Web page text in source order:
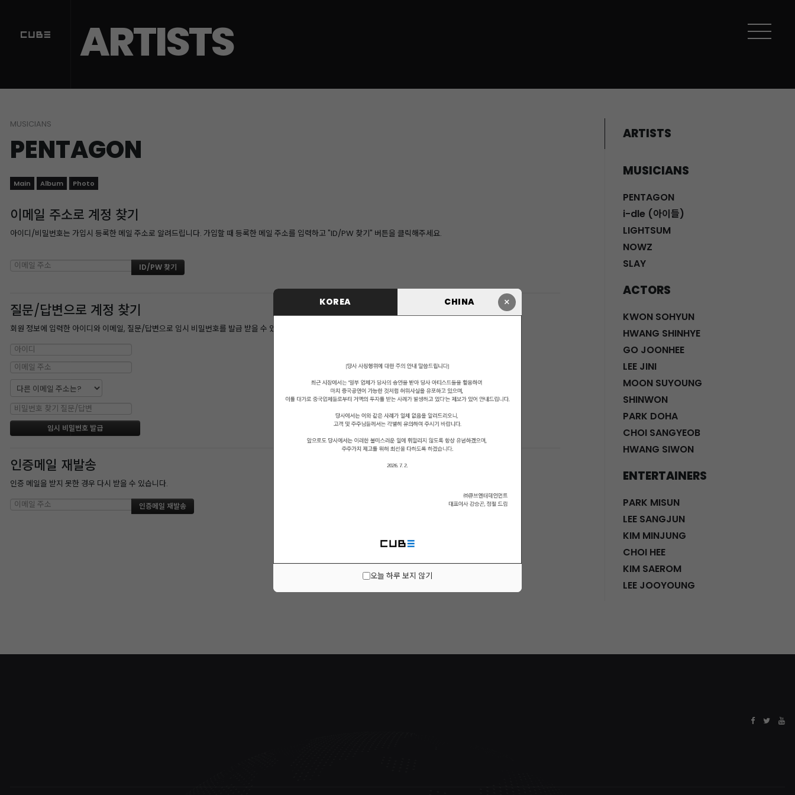
×
KOREA CHINA
오늘 하루 보지 않기
ARTISTS
MUSICIANS
PENTAGON
Main Album Photo
이메일 주소로 계정 찾기
아이디/비밀번호는 가입시 등록한 메일 주소로 알려드립니다. 가입할 때 등록한 메일 주소를 입력하고 "ID/PW 찾기" 버튼을 클릭해주세요.
질문/답변으로 계정 찾기
회원 정보에 입력한 아이디와 이메일, 질문/답변으로 임시 비밀번호를 발급 받을 수 있습니다.
인증메일 재발송
인증 메일을 받지 못한 경우 다시 받을 수 있습니다.
ARTISTS
MUSICIANS
PENTAGON
i-dle (아이들)
LIGHTSUM
NOWZ
SLAY
ACTORS
KWON SOHYUN
HWANG SHINHYE
GO JOONHEE
LEE JINI
MOON SUYOUNG
SHINWON
PARK DOHA
CHOI SANGYEOB
HWANG SIWON
ENTERTAINERS
PARK MISUN
LEE SANGJUN
KIM MINJUNG
CHOI HEE
KIM SAEROM
LEE JOOYOUNG